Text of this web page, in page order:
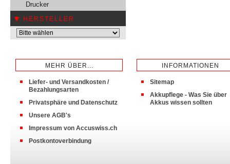
Drucker
HERSTELLER
MEHR ÜBER...
Liefer- und Versandkosten /
Bezahlungsarten
Privatsphäre und Datenschutz
Unsere AGB's
Impressum von Accuswiss.ch
Postkontoverbindung
INFORMATIONEN
Sitemap
Akkupflege - Was Sie über
Akkus wissen sollten